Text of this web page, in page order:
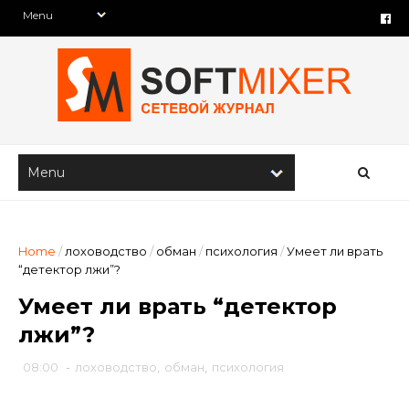
Home / лоховодство / обман / психология /Умеет ли врать
“детектор лжи”?
Умеет ли врать “детектор
лжи”?
08:00 - лоховодство обман психология